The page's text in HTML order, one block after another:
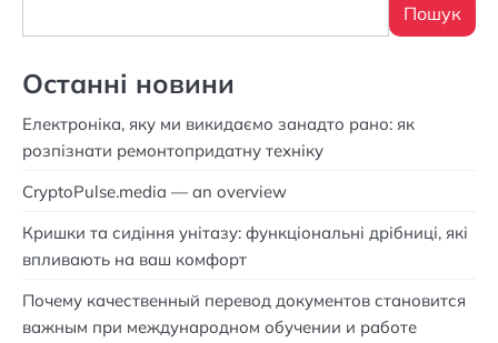
Пошук
Останні новини
Електроніка, яку ми викидаємо занадто рано: як
розпізнати ремонтопридатну техніку
CryptoPulse.media — an overview
Кришки та сидіння унітазу: функціональні дрібниці, які
впливають на ваш комфорт
Почему качественный перевод документов становится
важным при международном обучении и работе